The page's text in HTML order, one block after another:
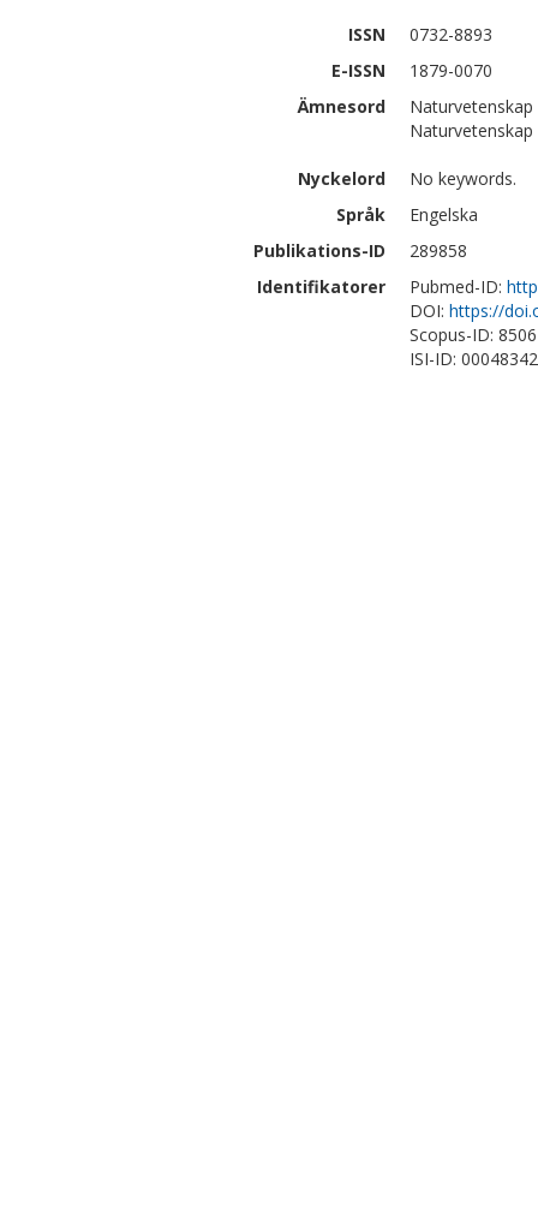
ISSN
0732-8893
E-ISSN
1879-0070
Ämnesord
Nyckelord
No keywords.
Språk
Engelska
Publikations-ID
289858
Identifikatorer
Pubmed-ID:
DOI: https://
Scopus-ID:
ISI-ID: